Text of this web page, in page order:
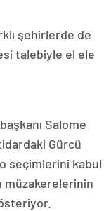
şehirlerde de
talebiyle el ele
Salome
Gürcü
seçimlerini kabul
müzakerelerinin